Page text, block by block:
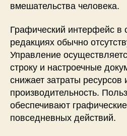
вмешательства человека.
Графический интерфейс в
редакциях обычно
Управление
строку и настроечные
снижает затраты
производительность.
обеспечивают
повседневных действий.